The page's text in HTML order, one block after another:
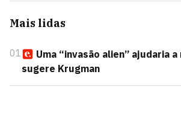
Mais lidas
01
Uma “invasão alien” ajudaria
sugere Krugman